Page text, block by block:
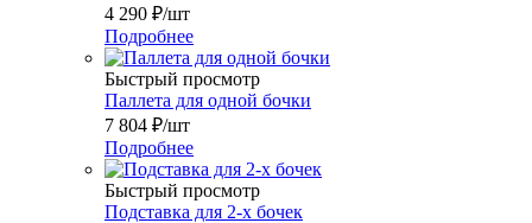
4 290 ₽/шт
Подробнее
Быстрый просмотр
Паллета для одной бочки
7 804 ₽/шт
Подробнее
Быстрый просмотр
Подставка для 2-х бочек